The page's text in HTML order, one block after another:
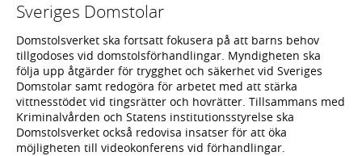
Sveriges Domstolar
Domstolsverket ska fortsatt fokusera på att barns behov
tillgodoses vid domstolsförhandlingar. Myndigheten ska
följa upp åtgärder för trygghet och säkerhet vid Sveriges
Domstolar samt redogöra för arbetet med att stärka
vittnesstödet vid tingsrätter och hovrätter. Tillsammans med
Kriminalvården och Statens institutionsstyrelse ska
Domstolsverket också redovisa insatser för att öka
möjligheten till videokonferens vid förhandlingar.